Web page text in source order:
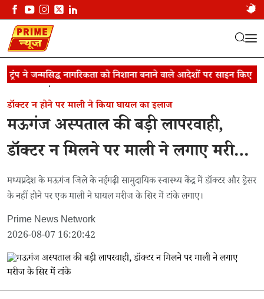
ने जन्मसिद्ध नागरिकता को निशाना बनाने वाले आदेशों पर साइन किए
Result: 'mpnews'
डॉक्टर न होने पर माली ने किया घायल का इलाज
मऊगंज अस्पताल की बड़ी लापरवाही,
डॉक्टर न मिलने पर माली ने लगाए मरीज
के सिर में टांके
मध्यप्रदेश के मऊगंज जिले के नईगढ़ी सामुदायिक स्वास्थ्य केंद्र में डॉक्टर और ड्रेसर
के नहीं होने पर एक माली ने घायल मरीज के सिर में टांके लगाए।
Prime News Network
2026-08-07 16:20:42